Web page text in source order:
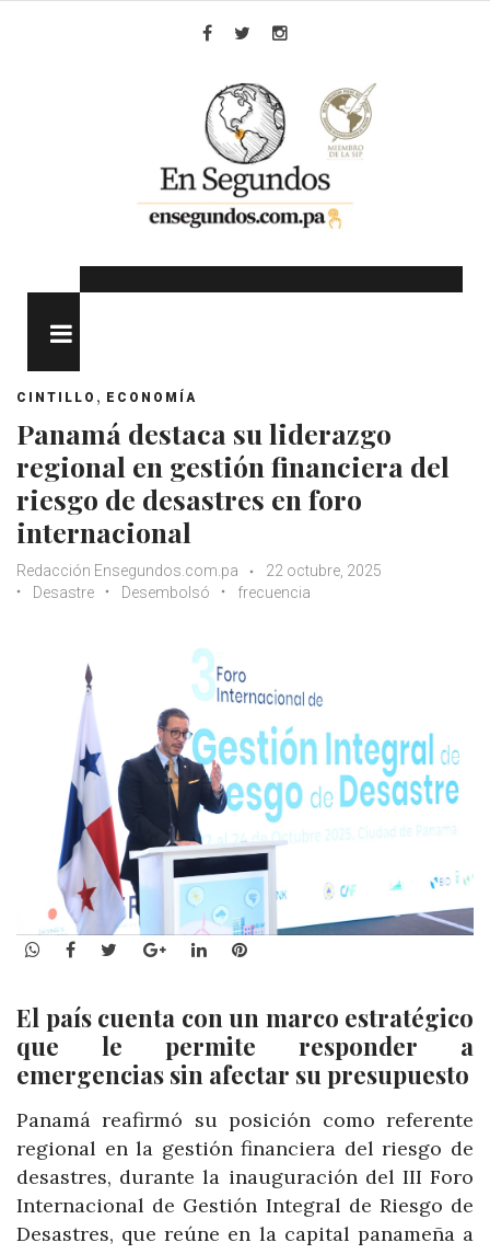
CINTILLO , ECONOMÍA
Panamá destaca su liderazgo
regional en gestión financiera del
riesgo de desastres en foro
internacional
Redacción Ensegundos.com.pa
22 octubre, 2025
Desastre
Desembolsó frecuencia
WhatsApp
Facebook
TwitterGoogle+LinkedInPinterest
El país cuenta con un marco estratégico
que le permite responder a
emergencias sin afectar su presupuesto
Panamá reafirmó su posición como referente
regional en la gestión financiera del riesgo de
desastres, durante la inauguración del III Foro
Internacional de Gestión Integral de Riesgo de
Desastres, que reúne en la capital panameña a